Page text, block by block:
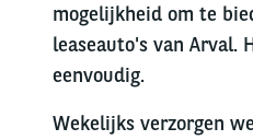
mogelijkheid om te
leaseauto's van Arval.
eenvoudig.
Wekelijks verzorgen